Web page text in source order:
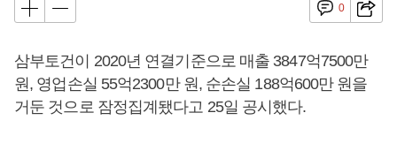
0
삼부토건이 2020년 연결기준으로 매출 3847억7500만
원, 영업손실 55억2300만 원, 순손실 188억600만 원을
거둔 것으로 잠정집계됐다고 25일 공시했다.